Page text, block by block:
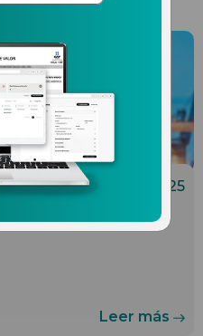
02.04.2025
exterior? Art. 59
Leer más